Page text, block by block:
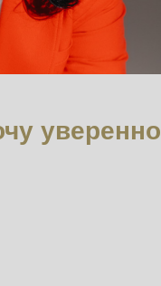
уверенно